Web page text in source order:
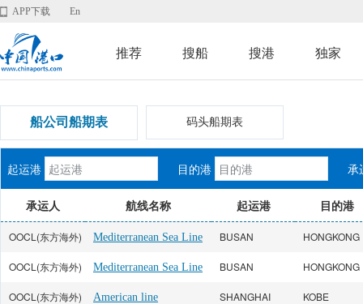
APP下载 En
推荐 搜船 搜港 独家
船公司船期表 码头船期表
起运港 目的港 承
承运人 航线名称 起运港 目的港
OOCL(东方海外) Mediterranean Sea Line BUSAN HONGKONG
OOCL(东方海外) Mediterranean Sea Line BUSAN HONGKONG
OOCL(东方海外) American line SHANGHAI KOBE